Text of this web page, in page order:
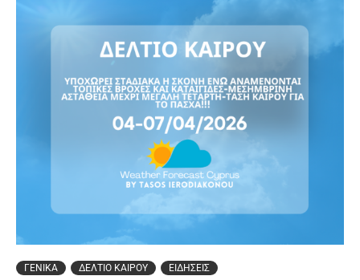
ΓΕΝΙΚΑ ΔΕΛΤΙΟ ΚΑΙΡΟΥ ΕΙΔΗΣΕΙΣ